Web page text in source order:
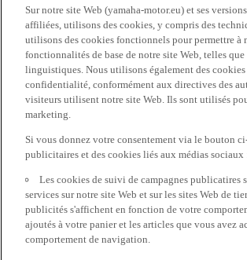
Sur notre site Web (yamaha-motor.eu) et ses
affiliées, utilisons des cookies, y compris des
utilisons des cookies fonctionnels pour permettre à
fonctionnalités de base de notre site Web, telles
linguistiques. Nous utilisons également des
confidentialité, conformément aux directives des
visiteurs utilisent notre site Web. Ils sont utilisés
marketing.
Si vous donnez votre consentement via le bouton
publicitaires et des cookies liés aux médias sociaux
Les cookies de suivi de campagnes
services sur notre site Web et sur les sites Web de
publicités s'affichent en fonction de votre
ajoutés à votre panier et les articles que vous avez
comportement de navigation.